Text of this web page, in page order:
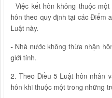
- Việc kết hôn không thuộc
hôn theo quy định tại các Điểm
Luật này.
- Nhà nước không thừa nhận
giới tính.
2. Theo Điều 5 Luật hôn nhân
hôn khi thuộc một trong những